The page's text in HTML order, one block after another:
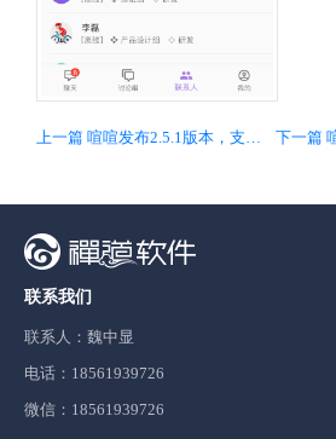
上一篇 喧喧发布2.5.1版本，支持移动版和桌面端同时登录，独立后端服务xxb
联系我们
联系人：魏中显
电话：18561939726
微信：18561939726